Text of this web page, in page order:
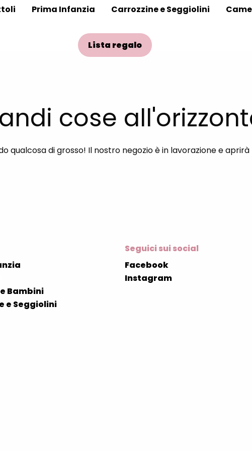
Prima Infanzia Carrozzine e Seggiolini
Lista regalo
cose
qualcosa di grosso! Il nostro negozio è in lavorazione e
Bambini
e Seggiolini
Seguici sui social
Facebook
Instagram